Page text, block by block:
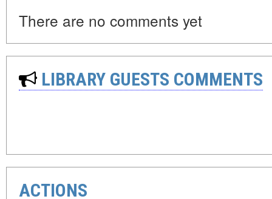
There are no comments yet
LIBRARY GUESTS COMMENTS
ACTIONS